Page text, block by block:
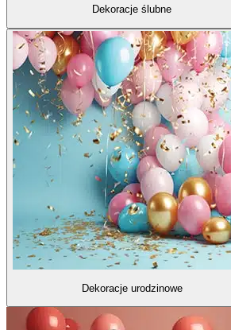
Dekoracje ślubne
Dekoracje urodzinowe